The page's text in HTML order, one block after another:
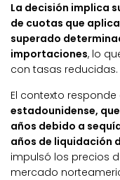
La decisión implica
de cuotas que
superado
importaciones, lo
con tasas reducidas.
El contexto responde
estadounidense,
años debido a
años de liquidación
impulsó los precios
mercado